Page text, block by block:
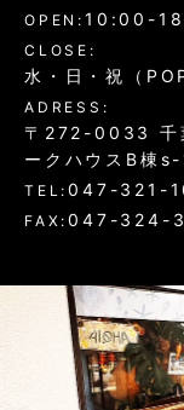
OPEN: 10:00-
CLOSE:
水・日・祝（
ADRESS:
〒272-0033 千
ークハウスB棟
TEL:047-321-
FAX:047-324-